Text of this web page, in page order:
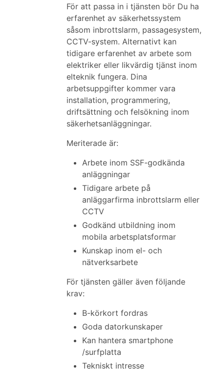
För att passa in i tjänsten bör Du ha
erfarenhet av säkerhetssystem
såsom inbrottslarm, passagesystem,
CCTV-system. Alternativt kan
tidigare erfarenhet av arbete som
elektriker eller likvärdig tjänst inom
elteknik fungera. Dina
arbetsuppgifter kommer vara
installation, programmering,
driftsättning och felsökning inom
säkerhetsanläggningar.
Meriterade är:
Arbete inom SSF-godkända
anläggningar
Tidigare arbete på
anläggarfirma inbrottslarm eller
CCTV
Godkänd utbildning inom
mobila arbetsplatsformar
Kunskap inom el- och
nätverksarbete
För tjänsten gäller även följande
krav:
B-körkort fordras
Goda datorkunskaper
Kan hantera smartphone
/surfplatta
Tekniskt intresse